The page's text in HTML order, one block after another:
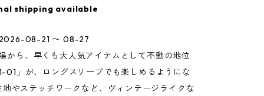
shipping available
08-21 〜 08-27
から、早くも大人気アイテムとして不動の地位
01」が、ロングスリーブでも楽しめるようにな
やステッチワークなど、ヴィンテージライクな